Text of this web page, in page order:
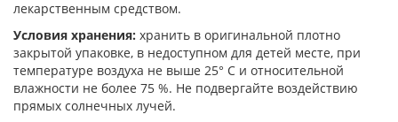
лекарственным средством.
Условия хранения: хранить в оригинальной плотно
закрытой упаковке, в недоступном для детей месте, при
температуре воздуха не выше 25° С и относительной
влажности не более 75 %. Не подвергайте воздействию
прямых солнечных лучей.